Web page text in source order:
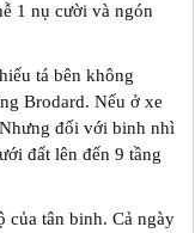
1 nụ cười và ngón
tá bên không
Brodard. Nếu ở xe
đối với binh nhì
đất lên đến 9 tầng
của tân binh. Cả ngày